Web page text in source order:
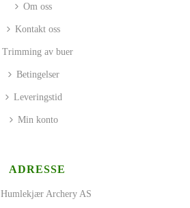
Om oss
Kontakt oss
Trimming av buer
Betingelser
Leveringstid
Min konto
ADRESSE
Humlekjær Archery AS